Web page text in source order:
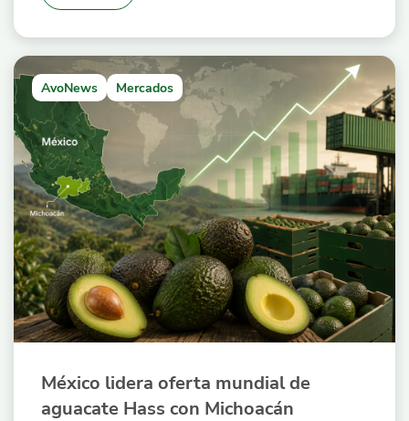
AvoNews Mercados
México lidera oferta mundial de
aguacate Hass con Michoacán